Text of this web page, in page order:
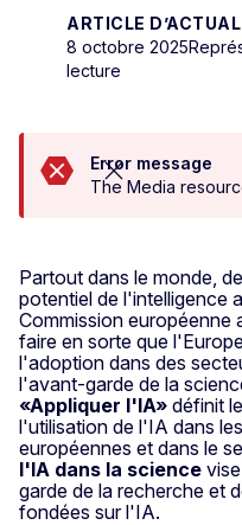
ARTICLE
8 octobre 2025
lecture
Fermer ce
Error message
The Media
Partout dans le monde,
potentiel de l'intelligence
Commission européenne
faire en sorte que
l'adoption dans des
l'avant-garde de la
«Appliquer l'IA» définit
l'utilisation de l'IA dans
européennes et dans le
l'IA dans la science
garde de la recherche et
fondées sur l'IA.